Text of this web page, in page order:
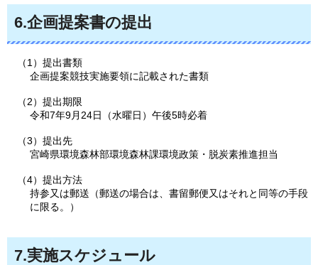
6.企画提案書の提出
（1）提出書類
企画提案競技実施要領に記載された書類
（2）提出期限
令和7年9月24日（水曜日）午後5時必着
（3）提出先
宮崎県環境森林部環境森林課環境政策・脱炭素推進担当
（4）提出方法
持参又は郵送（郵送の場合は、書留郵便又はそれと同等の手段
に限る。）
7.実施スケジュール